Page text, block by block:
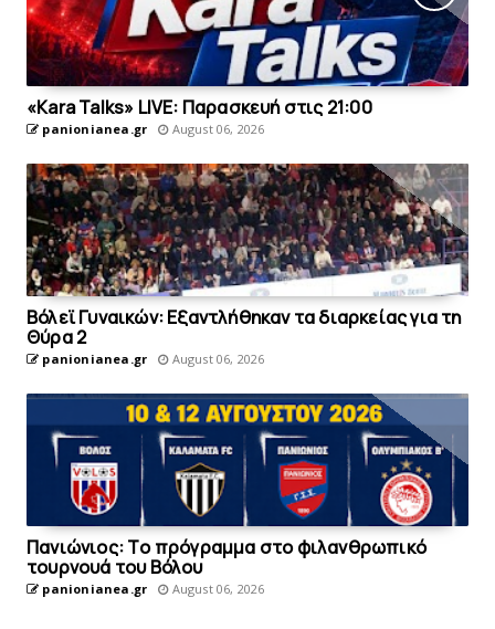
«Kara Talks» LIVE: Παρασκευή στις 21:00
panionianea.gr August 06, 2026
Bόλεϊ Γυναικών: Εξαντλήθηκαν τα διαρκείας για τη
Θύρα 2
panionianea.gr August 06, 2026
Πανιώνιoς: Tο πρόγραμμα στο φιλανθρωπικό
τουρνουά του Bόλου
panionianea.gr August 06, 2026